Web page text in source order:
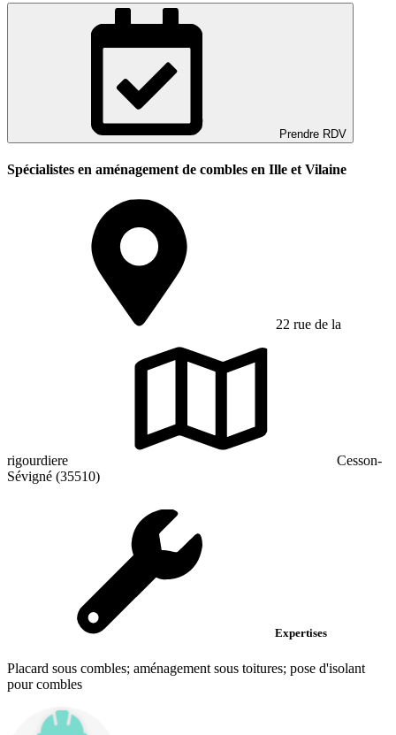
Prendre RDV
Spécialistes en aménagement de combles en Ille et Vilaine
22 rue de la
rigourdiere
Cesson-
Sévigné (35510)
Expertises
Placard sous combles; aménagement sous toitures; pose d'isolant
pour combles